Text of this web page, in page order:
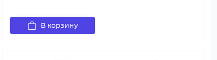
В корзину